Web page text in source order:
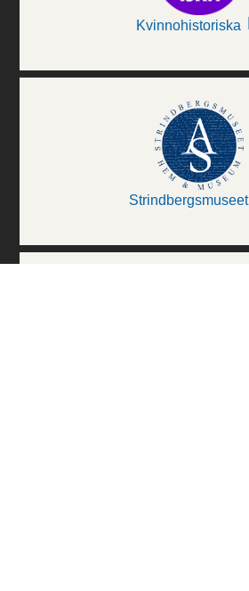
Kvinnohistoriska
Strindbergsmuseet